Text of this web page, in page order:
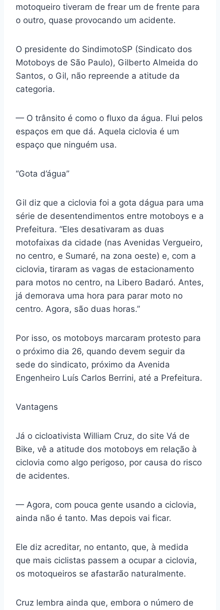
motoqueiro tiveram de frear um de frente para
o outro, quase provocando um acidente.
O presidente do SindimotoSP (Sindicato dos
Motoboys de São Paulo), Gilberto Almeida do
Santos, o Gil, não repreende a atitude da
categoria.
— O trânsito é como o fluxo da água. Flui pelos
espaços em que dá. Aquela ciclovia é um
espaço que ninguém usa.
“Gota d’água”
Gil diz que a ciclovia foi a gota dágua para uma
série de desentendimentos entre motoboys e a
Prefeitura. “Eles desativaram as duas
motofaixas da cidade (nas Avenidas Vergueiro,
no centro, e Sumaré, na zona oeste) e, com a
ciclovia, tiraram as vagas de estacionamento
para motos no centro, na Libero Badaró. Antes,
já demorava uma hora para parar moto no
centro. Agora, são duas horas.”
Por isso, os motoboys marcaram protesto para
o próximo dia 26, quando devem seguir da
sede do sindicato, próximo da Avenida
Engenheiro Luís Carlos Berrini, até a Prefeitura.
Vantagens
Já o cicloativista William Cruz, do site Vá de
Bike, vê a atitude dos motoboys em relação à
ciclovia como algo perigoso, por causa do risco
de acidentes.
— Agora, com pouca gente usando a ciclovia,
ainda não é tanto. Mas depois vai ficar.
Ele diz acreditar, no entanto, que, à medida
que mais ciclistas passem a ocupar a ciclovia,
os motoqueiros se afastarão naturalmente.
Cruz lembra ainda que, embora o número de